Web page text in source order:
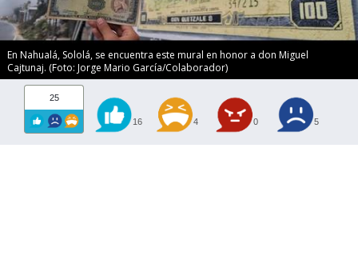
En Nahualá, Sololá, se encuentra este mural en honor a don Miguel
Cajtunaj. (Foto: Jorge Mario García/Colaborador)
25
16 4 0 5